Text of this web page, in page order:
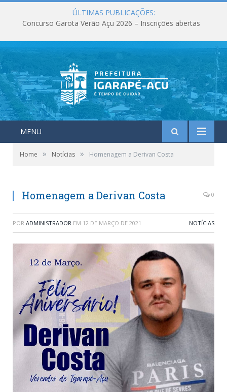
ÚLTIMAS PUBLICAÇÕES:
Concurso Garota Verão Açu 2026 – Inscrições abertas
MENU
Home » Notícias » Homenagem a Derivan Costa
Homenagem a Derivan Costa 0
POR ADMINISTRADOR EM 12 DE MARÇO DE 2021 NOTÍCIAS